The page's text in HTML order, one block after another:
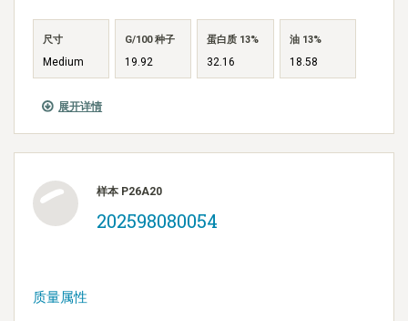
展开详情
尺寸
Medium
G/100 种子
19.92
蛋白质 13%
32.16
油 13%
18.58
样本 P26A20
202598080054
质量属性